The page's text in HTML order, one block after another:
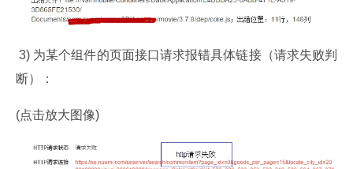
3) 为某个组件的页面接口请求报错具体链接（请求失败判
断）：
(点击放大图像)